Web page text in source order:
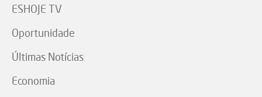
ESHOJE TV
Oportunidade
Últimas Notícias
Economia